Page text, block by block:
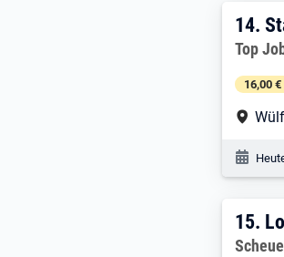
14.
14.
Top
16,00
15.
15.